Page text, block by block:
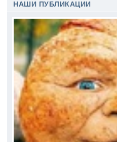
НАШИ ПУБЛИКАЦИИ